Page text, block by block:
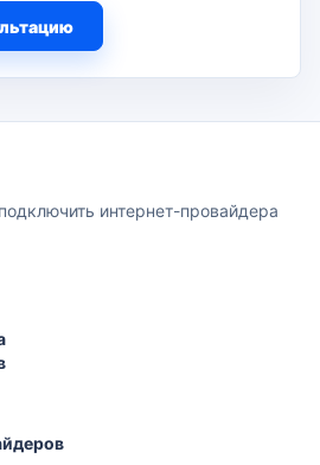
интернет-провайдера